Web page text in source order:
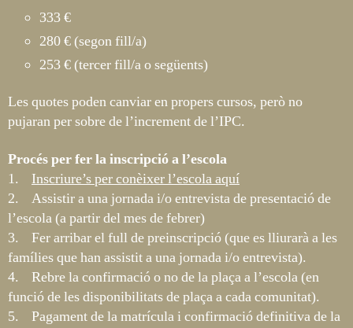
333 €
280 € (segon fill/a)
253 € (tercer fill/a o següents)
Les quotes poden canviar en propers cursos, però no
pujaran per sobre de l’increment de l’IPC.
Procés per fer la inscripció a l’escola
1. Inscriure’s per conèixer l’escola aquí
2. Assistir a una jornada i/o entrevista de presentació de
l’escola (a partir del mes de febrer)
3. Fer arribar el full de preinscripció (que es lliurarà a les
famílies que han assistit a una jornada i/o entrevista).
4. Rebre la confirmació o no de la plaça a l’escola (en
funció de les disponibilitats de plaça a cada comunitat).
5. Pagament de la matrícula i confirmació definitiva de la